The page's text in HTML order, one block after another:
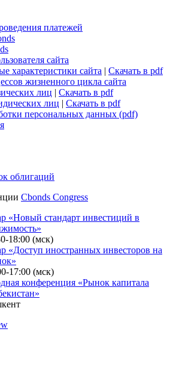
платежей
сайта
характеристики сайта | Скачать в pdf
жизненного цикла сайта
лиц | Скачать в pdf
лиц | Скачать в pdf
персональных данных (pdf)
облигаций
Cbonds Congress
«Новый стандарт инвестиций в
18:00 (мск)
«Доступ иностранных инвесторов на
17:00 (мск)
конференция «Рынок капитала